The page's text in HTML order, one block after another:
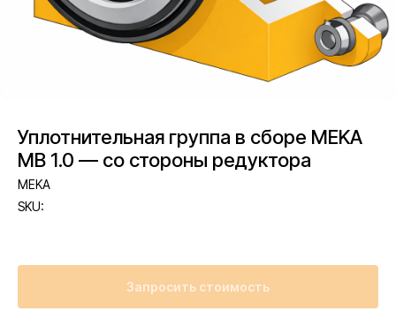
Уплотнительная группа в сборе MEKA
MB 1.0 — со стороны редуктора
MEKA
SKU:
Запросить стоимость